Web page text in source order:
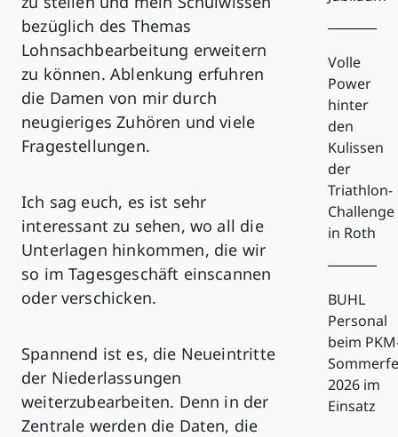
bezüglich des Themas
Lohnsachbearbeitung erweitern
zu können. Ablenkung erfuhren
die Damen von mir durch
neugieriges Zuhören und viele
Fragestellungen.
Ich sag euch, es ist sehr
interessant zu sehen, wo all die
Unterlagen hinkommen, die wir
so im Tagesgeschäft einscannen
oder verschicken.
Spannend ist es, die Neueintritte
der Niederlassungen
weiterzubearbeiten. Denn in der
Zentrale werden die Daten, die
Volle
Power
hinter
den
Kulissen
der
Triathlon-
Challenge
in Roth
BUHL
Personal
beim
2026 im
Einsatz